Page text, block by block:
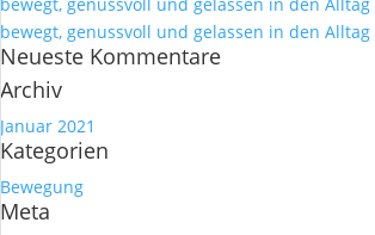
bewegt, genussvoll und gelassen in den Alltag
Neueste Kommentare
Archiv
Januar 2021
Kategorien
Bewegung
Meta